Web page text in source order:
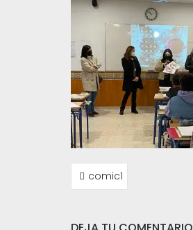
NAVEGACIÓN
DEcomic1